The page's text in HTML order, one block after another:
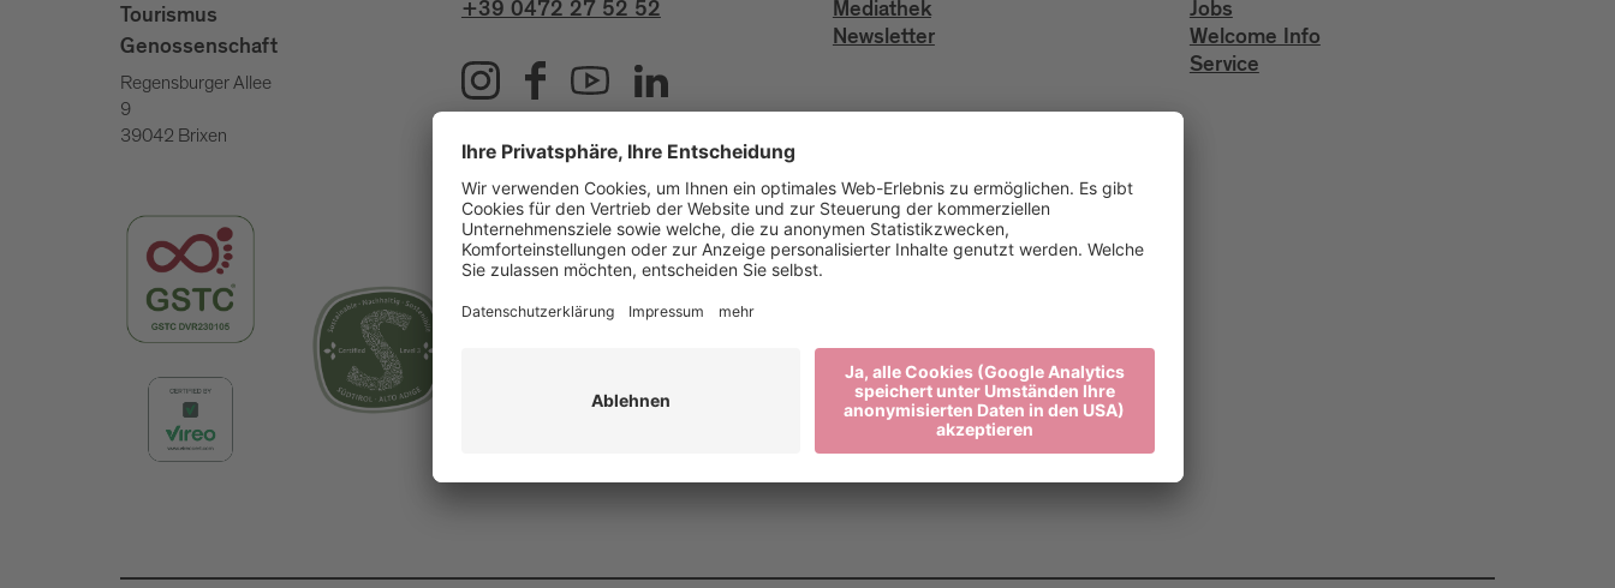
Tourismus
Genossenschaft
Regensburger Allee
9
39042 Brixen
+39 0472 27 52 52
Mediathek
Newsletter
Jobs
Welcome Info
Service